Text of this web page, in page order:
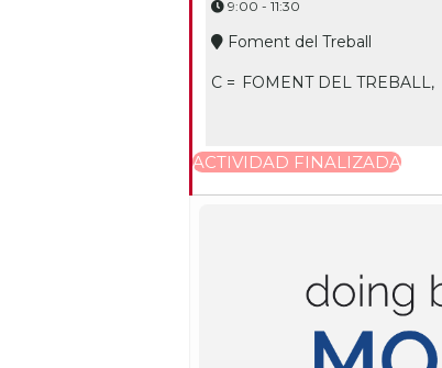
9:00 - 11:30
Foment del Treball
C = FOMENT DEL TREBALL,
ACTIVIDAD FINALIZADA